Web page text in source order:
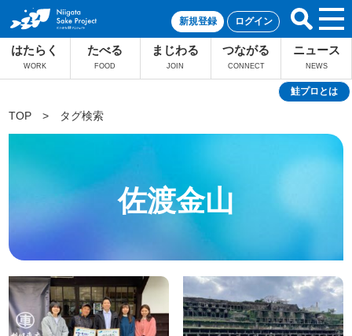
新規登録 ログイン
はたらく
WORK
たべる
FOOD
まじわる
JOIN
つながる
CONNECT
ニュース
NEWS
鮭プロとは
TOP > タグ検索
佐渡金山